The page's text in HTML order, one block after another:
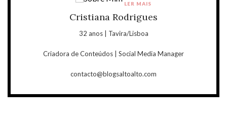
Cristiana Rodrigues
32 anos | Tavira/Lisboa
Criadora de Conteúdos | Social Media Manager
contacto@blogsaltoalto.com
LER MAIS